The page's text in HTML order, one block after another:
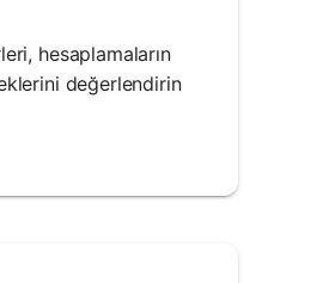
hesaplamaların
değerlendirin